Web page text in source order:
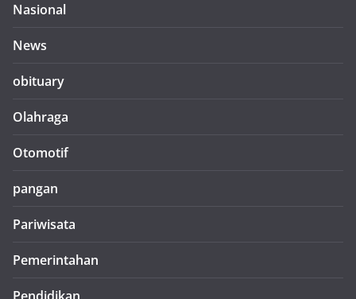
Nasional
News
obituary
Olahraga
Otomotif
pangan
Pariwisata
Pemerintahan